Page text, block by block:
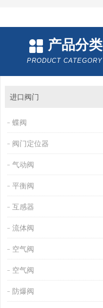
产品分类
PRODUCT CATEGORY
进口阀门
蝶阀
阀门定位器
气动阀
平衡阀
互感器
流体阀
空气阀
空气阀
防爆阀